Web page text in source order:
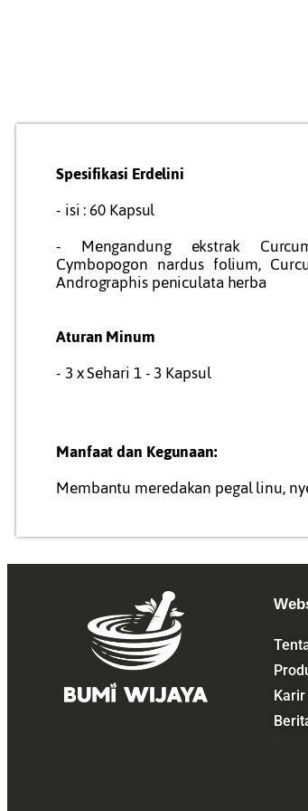
Spesifikasi Erdelini
- isi : 60 Kapsul
- Mengandung ekstrak
Cymbopogon nardus folium,
Andrographis peniculata herba
Aturan Minum
- 3 x Sehari 1 - 3 Kapsul
Manfaat dan Kegunaan:
Membantu meredakan pegal linu,
Karir